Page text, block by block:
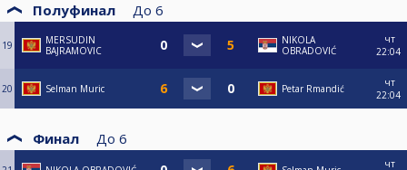
Полуфинал До 6
19
MERSUDIN
BAJRAMOVIC
NIKOLA
OBRADOVIĆ
чт
22:04
20 Selman Muric Petar Rmandić
чт
22:04
Финал До 6
чт